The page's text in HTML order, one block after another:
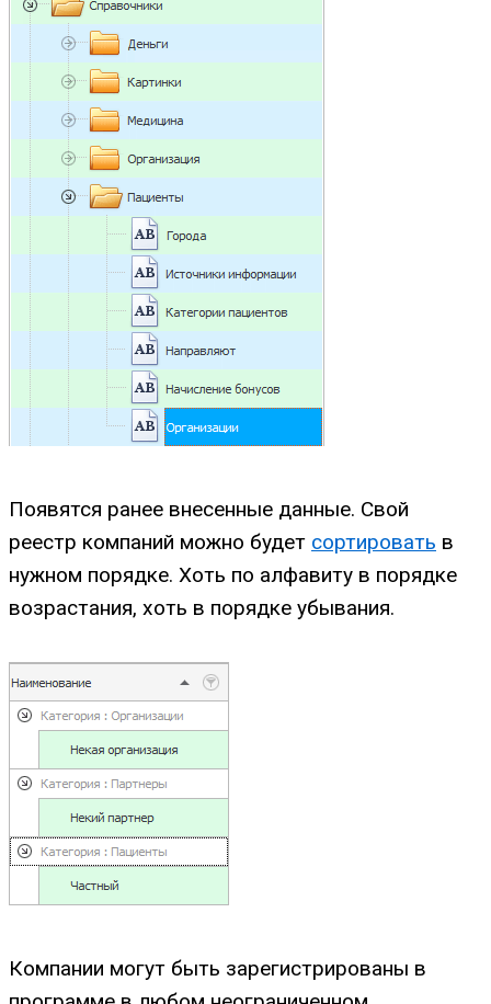
Появятся ранее внесенные данные. Свой
реестр компаний можно будет сортировать в
нужном порядке. Хоть по алфавиту в порядке
возрастания, хоть в порядке убывания.
Компании могут быть зарегистрированы в